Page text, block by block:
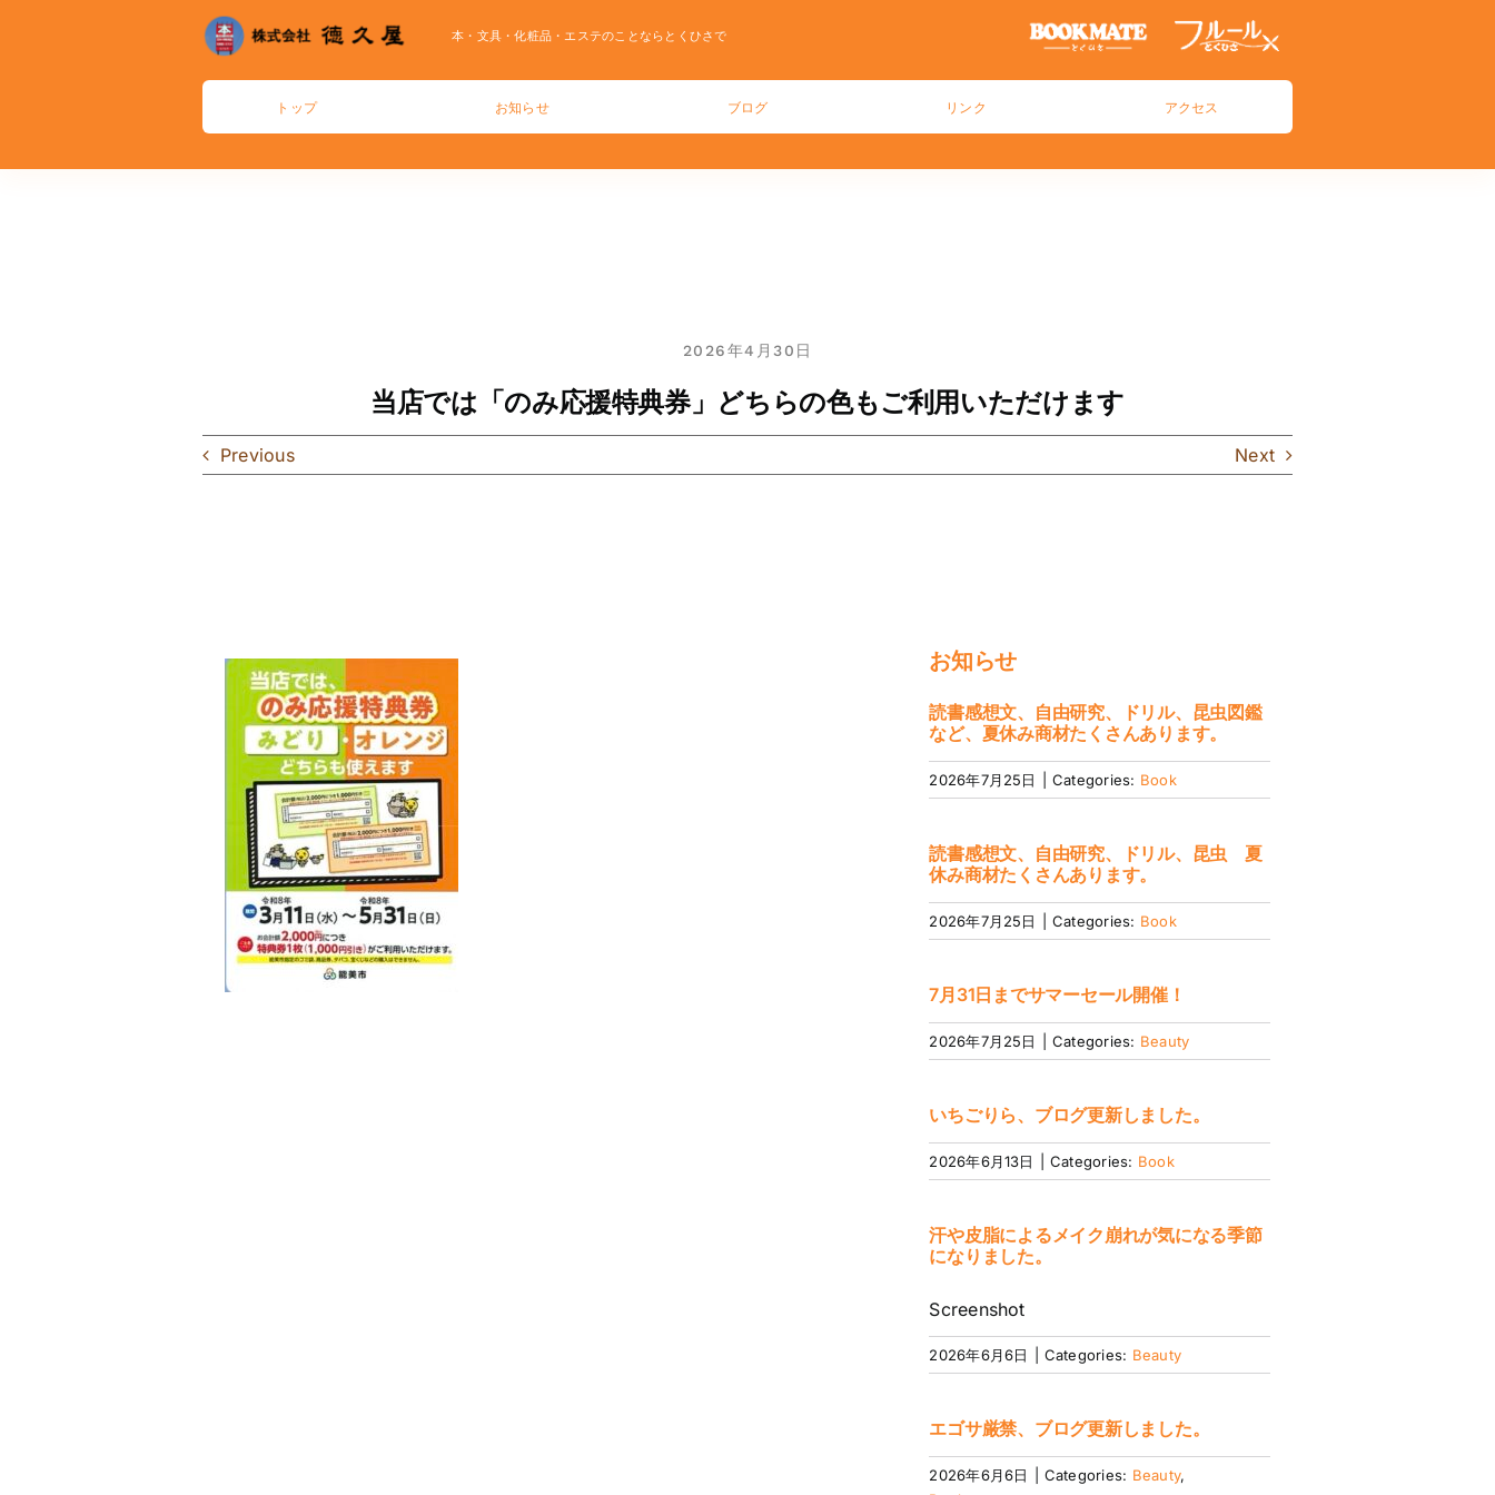
本・文具・化粧品・エステのことならとくひさで
トップ お知らせ ブログ リンク アクセス
2026年4月30日
当店では「のみ応援特典券」どちらの色もご利用いただけます
Previous Next
お知らせ
読書感想文、自由研究、ドリル、昆虫図鑑
など、夏休み商材たくさんあります。
2026年7月25日 Categories: Book
読書感想文、自由研究、ドリル、昆虫 夏
休み商材たくさんあります。
2026年7月25日 Categories: Book
7月31日までサマーセール開催！
2026年7月25日 Categories: Beauty
いちごりら、ブログ更新しました。
2026年6月13日 Categories: Book
汗や皮脂によるメイク崩れが気になる季節
になりました。
Screenshot
2026年6月6日 Categories: Beauty
エゴサ厳禁、ブログ更新しました。
2026年6月6日 Categories: Beauty,